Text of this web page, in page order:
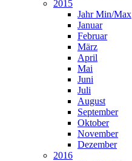
2015
Jahr Min/Max
Januar
Februar
März
April
Mai
Juni
Juli
August
September
Oktober
November
Dezember
2016